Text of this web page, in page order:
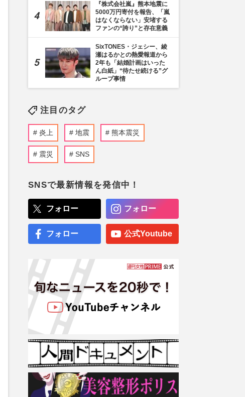
『株式会社嵐』熊本地震に
5000万円寄付を報告、「嵐
はなくならない」安堵する
ファンの“誇り”と存在意義
SixTONES・ジェシー、綾
瀬はるかとの熱愛報道から
2年も「結婚計画はいった
ん白紙」“待たせ続ける”グ
ループ事情
注目のタグ
炎上 地震 熊本震災
震災 SNS
SNSで最新情報を発信中！
フォロー フォロー
フォロー 公式Youtube